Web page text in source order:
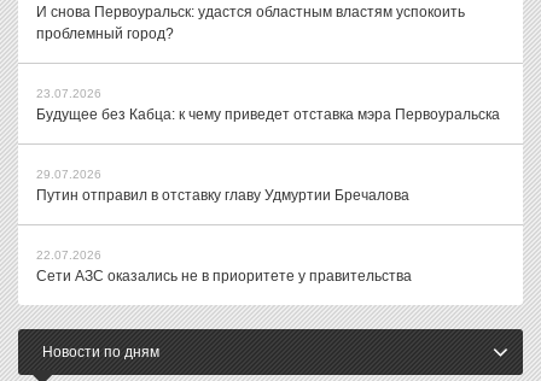
И снова Первоуральск: удастся областным властям успокоить
проблемный город?
23.07.2026
Будущее без Кабца: к чему приведет отставка мэра Первоуральска
29.07.2026
Путин отправил в отставку главу Удмуртии Бречалова
22.07.2026
Сети АЗС оказались не в приоритете у правительства
Новости по дням